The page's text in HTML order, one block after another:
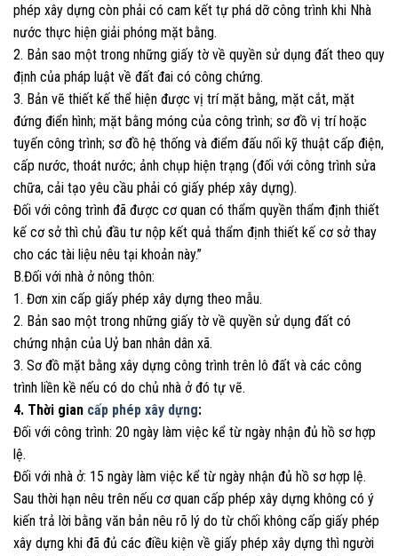
phép xây dựng còn phải có cam kết tự phá dỡ công trình khi Nhà
nước thực hiện giải phóng mặt bằng.
2. Bản sao một trong những giấy tờ về quyền sử dụng đất theo quy
định của pháp luật về đất đai có công chứng.
3. Bản vẽ thiết kế thể hiện được vị trí mặt bằng, mặt cắt, mặt
đứng điển hình; mặt bằng móng của công trình; sơ đồ vị trí hoặc
tuyến công trình; sơ đồ hệ thống và điểm đấu nối kỹ thuật cấp điện,
cấp nước, thoát nước; ảnh chụp hiện trạng (đối với công trình sửa
chữa, cải tạo yêu cầu phải có giấy phép xây dựng).
Đối với công trình đã được cơ quan có thẩm quyền thẩm định thiết
kế cơ sở thì chủ đầu tư nộp kết quả thẩm định thiết kế cơ sở thay
cho các tài liệu nêu tại khoản này.”
B.Đối với nhà ở nông thôn:
1. Đơn xin cấp giấy phép xây dựng theo mẫu.
2. Bản sao một trong những giấy tờ về quyền sử dụng đất có
chứng nhận của Uỷ ban nhân dân xã.
3. Sơ đồ mặt bằng xây dựng công trình trên lô đất và các công
trình liền kề nếu có do chủ nhà ở đó tự vẽ.
4. Thời gian cấp phép xây dựng:
Đối với công trình: 20 ngày làm việc kể từ ngày nhận đủ hồ sơ hợp
lệ.
Đối với nhà ở: 15 ngày làm việc kể từ ngày nhận đủ hồ sơ hợp lệ.
Sau thời hạn nêu trên nếu cơ quan cấp phép xây dựng không có ý
kiến trả lời bằng văn bản nêu rõ lý do từ chối không cấp giấy phép
xây dựng khi đã đủ các điều kiện về giấy phép xây dựng thì người